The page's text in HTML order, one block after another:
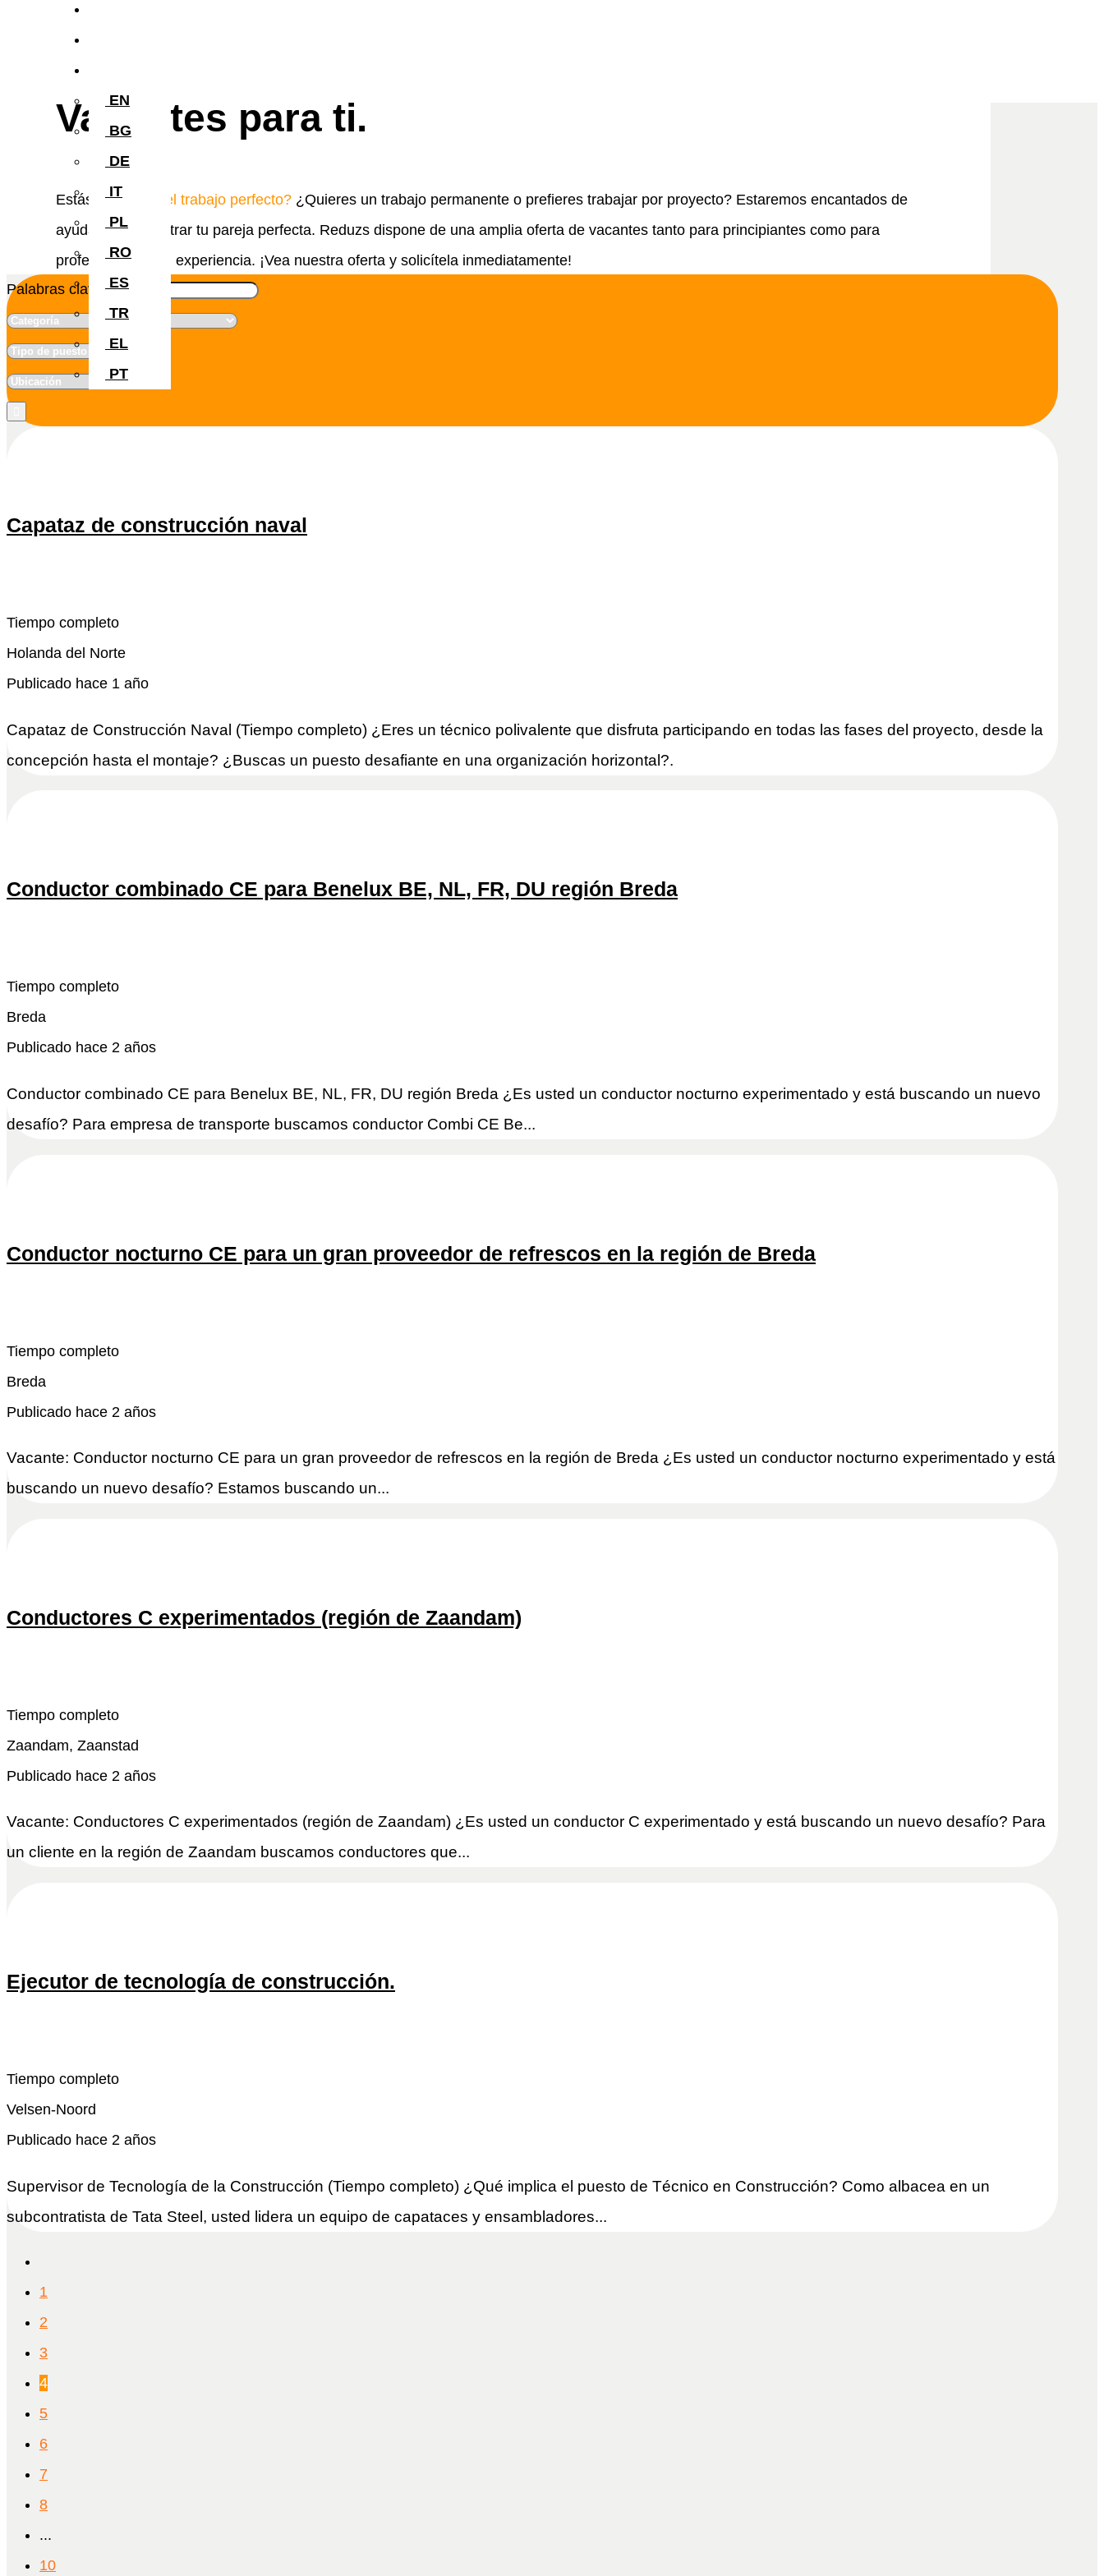
EN
BG
DE
IT
PL
RO
ES
TR
EL
PT
Vacantes para ti.
Estás buscando el trabajo perfecto? ¿Quieres un trabajo permanente o prefieres trabajar por proyecto? Estaremos encantados de
ayudarte a encontrar tu pareja perfecta. Reduzs dispone de una amplia oferta de vacantes tanto para principiantes como para
profesionales con experiencia. ¡Vea nuestra oferta y solicítela inmediatamente!
Palabras clave
Capataz de construcción naval
Tiempo completo
Holanda del Norte
Publicado hace 1 año
Capataz de Construcción Naval (Tiempo completo) ¿Eres un técnico polivalente que disfruta participando en todas las fases del proyecto, desde la
concepción hasta el montaje? ¿Buscas un puesto desafiante en una organización horizontal?.
Conductor combinado CE para Benelux BE, NL, FR, DU región Breda
Tiempo completo
Breda
Publicado hace 2 años
Conductor combinado CE para Benelux BE, NL, FR, DU región Breda ¿Es usted un conductor nocturno experimentado y está buscando un nuevo
desafío? Para empresa de transporte buscamos conductor Combi CE Be...
Conductor nocturno CE para un gran proveedor de refrescos en la región de Breda
Tiempo completo
Breda
Publicado hace 2 años
Vacante: Conductor nocturno CE para un gran proveedor de refrescos en la región de Breda ¿Es usted un conductor nocturno experimentado y está
buscando un nuevo desafío? Estamos buscando un...
Conductores C experimentados (región de Zaandam)
Tiempo completo
Zaandam, Zaanstad
Publicado hace 2 años
Vacante: Conductores C experimentados (región de Zaandam) ¿Es usted un conductor C experimentado y está buscando un nuevo desafío? Para
un cliente en la región de Zaandam buscamos conductores que...
Ejecutor de tecnología de construcción.
Tiempo completo
Velsen-Noord
Publicado hace 2 años
Supervisor de Tecnología de la Construcción (Tiempo completo) ¿Qué implica el puesto de Técnico en Construcción? Como albacea en un
subcontratista de Tata Steel, usted lidera un equipo de capataces y ensambladores...
1
2
3
4
5
6
7
8
...
10